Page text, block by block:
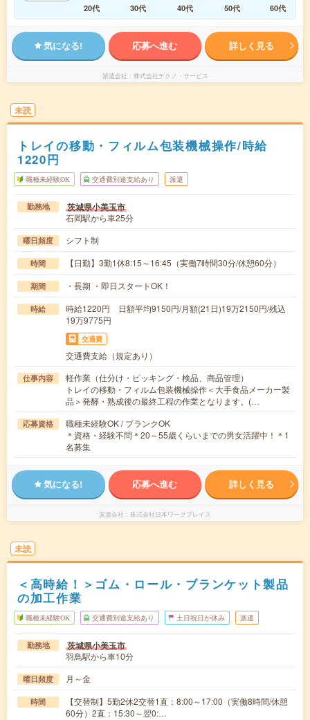
20代 30代 40代 50代 60代
気になる! 応募へ進む 詳しく見る
派遣会社 株式会社テクノ・サービス
未読
トレイの移動・フィルム包装機械操作/時給
1220円
職種未経験OK 交通費別途支給あり 派遣
勤務地 茨城県小美玉市
石岡駅から車25分
曜日頻度 シフト制
時間 【日勤】3勤1休8:15～16:45（実働7時間30分/休憩60分）
期間 ・長期 ・即日スタートOK！
時給
時給1220円 日額平均9150円/月額(21日)19万2150円/残込
19万9775円
交通費
交通費支給（規定あり）
仕事内容
軽作業（仕分け・ピッキング・検品、商品管理）
トレイの移動・フィルム包装機械操作＜大手食品メーカー製
品＞発酵・熟成後の最終工程の作業となります。(…
応募資格
職種未経験OK / ブランクOK
＊資格・経験不問＊20～55歳くらいまでの男女活躍中！＊1
名募集
気になる! 応募へ進む 詳しく見る
派遣会社 株式会社日本ワークプレイス
未読
＜高時給！＞ゴム・ロール・ブランケット製品
の加工作業
職種未経験OK 交通費別途支給あり 土日祝日が休み 派遣
勤務地 茨城県小美玉市
羽鳥駅から車10分
曜日頻度 月～金
時間
【交替制】5勤2休2交替1直：8:00～17:00（実働8時間/休憩
60分）2直：15:30～翌0:…